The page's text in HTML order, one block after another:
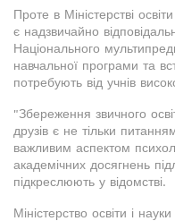
Проте в Міністерстві
є надзвичайно
Національного
навчальної програми та
потребують від учнів
"Збереження звичного
друзів є не тільки
важливим аспектом
академічних досягнень
підкреслюють у відомстві.
Міністерство освіти і